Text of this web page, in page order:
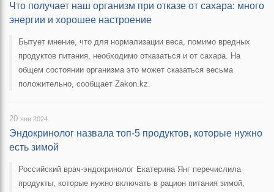
Что получает наш организм при отказе от сахара: много
энергии и хорошее настроение
Бытует мнение, что для нормализации веса, помимо вредных
продуктов питания, необходимо отказаться и от сахара. На
общем состоянии организма это может сказаться весьма
положительно, сообщает Zakon.kz.
20 янв 2024
Эндокринолог назвала топ-5 продуктов, которые нужно
есть зимой
Российский врач-эндокринолог Екатерина Янг перечислила
продукты, которые нужно включать в рацион питания зимой,